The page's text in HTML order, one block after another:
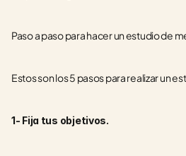
Paso a paso para hacer un estudio de
Estos son los 5 pasos para realizar un
1- Fija tus objetivos.